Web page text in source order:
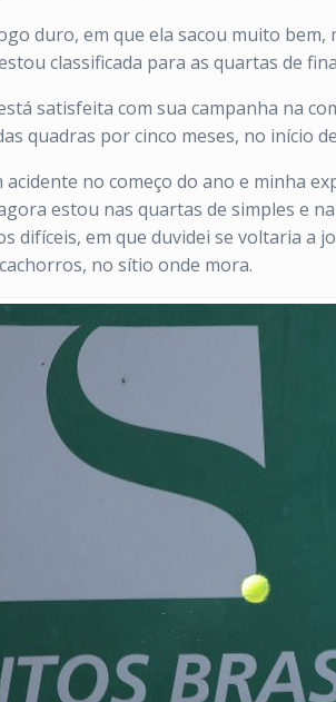
duro, em que ela sacou muito
classificada para as quartas de
satisfeita com sua campanha na
quadras por cinco meses, no início
acidente no começo do ano e minha
estou nas quartas de simples e
difíceis, em que duvidei se voltaria a
no sítio onde mora.